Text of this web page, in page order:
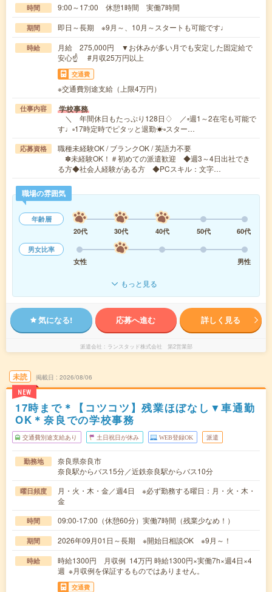
時間 9:00～17:00 休憩1時間 実働7時間
期間 即日～長期 ※9月～、10月～スタートも可能です♩
時給
月給 275,000円 ▼お休みが多い月でも安定した固定給で
安心☝ #月収25万円以上
交通費
※交通費別途支給（上限4万円）
仕事内容 学校事務
＼ 年間休日もたっぷり128日♢ ／▫週1～2在宅も可能で
す♩▫17時定時でピタッと退勤☀▫スター…
応募資格
職種未経験OK / ブランクOK / 英語力不要
✽未経験OK！＃初めての派遣歓迎 ◆週3～4日出社でき
る方◆社会人経験がある方 ◆PCスキル：文字…
職場の雰囲気
年齢層
20代
30代 40代 50代
60代
男女比率
女性
男性
もっと見る
気になる! 応募へ進む 詳しく見る
派遣会社 ランスタッド株式会社 第2営業部
未読
NEW
掲載日 2026/08/06
17時まで＊【コツコツ】残業ほぼなし▼車通勤
OK＊奈良での学校事務
交通費別途支給あり 土日祝日が休み WEB登録OK 派遣
勤務地
奈良県奈良市
奈良駅からバス15分／近鉄奈良駅からバス10分
曜日頻度
月・火・木・金／週4日 ※必ず勤務する曜日：月・火・木・
金
時間 09:00-17:00（休憩60分）実働7時間（残業少なめ！）
期間 2026年09月01日～長期 ※開始日相談OK ※9月～！
時給
時給1300円 月収例 14万円 時給1300円×実働7h×週4日×4
週 ※月収例を保証するものではありません。
交通費